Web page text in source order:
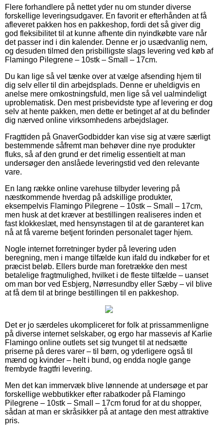
Flere forhandlere på nettet yder nu om stunder diverse
forskellige leveringsudgaver. En favorit er efterhånden at få
afleveret pakken hos en pakkeshop, fordi det så giver dig
god fleksibilitet til at kunne afhente din nyindkøbte vare når
det passer ind i din kalender. Denne er jo usædvanlig nem,
og desuden tilmed den prisbilligste slags levering ved køb af
Flamingo Pilegrene – 10stk – Small – 17cm.
Du kan lige så vel tænke over at vælge afsending hjem til
dig selv eller til din arbejdsplads. Denne er uheldigvis en
anelse mere omkostningsfuld, men lige så vel ualmindeligt
uproblematisk. Den mest prisbevidste type af levering er dog
selv at hente pakken, men dette er betinget af at du befinder
dig nærved online virksomhedens arbejdslager.
Fragttiden på GnaverGodbidder kan vise sig at være særligt
bestemmende såfremt man behøver dine nye produkter
fluks, så af den grund er det rimelig essentielt at man
undersøger den anslåede leveringstid ved den relevante
vare.
En lang række online varehuse tilbyder levering på
næstkommende hverdag på adskillige produkter,
eksempelvis Flamingo Pilegrene – 10stk – Small – 17cm,
men husk at det kræver at bestillingen realiseres inden et
fast klokkeslæt, med hensynstagen til at de garanteret kan
nå at få varerne betjent forinden personalet tager hjem.
Nogle internet forretninger byder på levering uden
beregning, men i mange tilfælde kun ifald du indkøber for et
præcist beløb. Ellers burde man foretrække den mest
betalelige fragtmulighed, hvilket i de fleste tilfælde – uanset
om man bor ved Esbjerg, Nørresundby eller Sæby – vil blive
at få dem til at bringe bestillingen til en pakkeshop.
Det er jo særdeles ukompliceret for folk at prissammenligne
på diverse internet selskaber, og ergo har massevis af Karlie
Flamingo online outlets set sig tvunget til at nedsætte
priserne på deres varer – til børn, og yderligere også til
mænd og kvinder – helt i bund, og endda nogle gange
frembyde fragtfri levering.
Men det kan immervæk blive lønnende at undersøge et par
forskellige webbutikker efter rabatkoder på Flamingo
Pilegrene – 10stk – Small – 17cm forud for at du shopper,
sådan at man er skråsikker på at antage den mest attraktive
pris.